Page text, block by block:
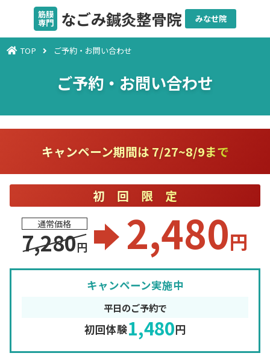
筋膜
専門 なごみ鍼灸整骨院 みなせ院
TOP ご予約・お問い合わせ
ご予約・お問い合わせ
キャンペーン期間は 7/27~8/9まで
初回限定
通常価格
7,280円 2,480円
キャンペーン実施中
平日のご予約で
初回体験1,480円